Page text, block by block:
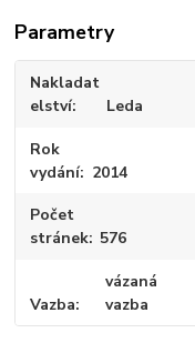
Parametry
Nakladat
elství
Leda
Rok
vydání
2014
Počet
stránek 576
Vazba
vázaná
vazba